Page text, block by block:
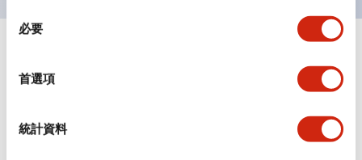
必要
首選項
統計資料
環境規範